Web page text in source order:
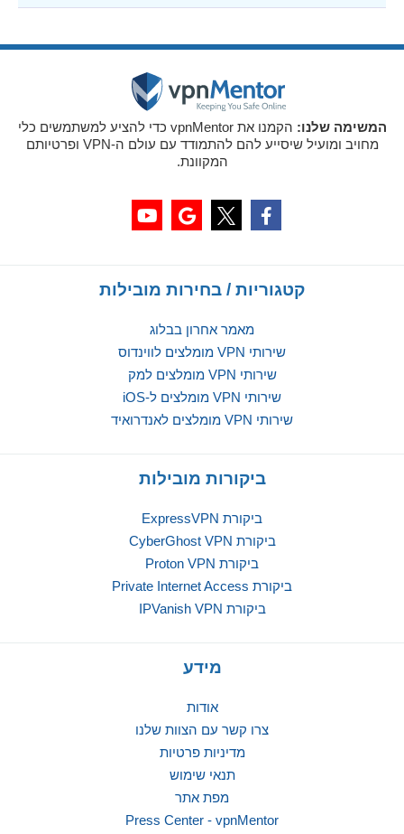
המשימה שלנו:
הקמנו את vpnMentor כדי להציע למשתמשים כלי
מחויב ומועיל שיסייע להם להתמודד עם עולם ה-VPN ופרטיותם
המקוונת.
קטגוריות / בחירות מובילות
מאמר אחרון בבלוג
שירותי VPN מומלצים לווינדוס
שירותי VPN מומלצים למק
שירותי VPN מומלצים ל-iOS
שירותי VPN מומלצים לאנדרואיד
ביקורות מובילות
ביקורת ExpressVPN
ביקורת CyberGhost VPN
ביקורת Proton VPN
ביקורת Private Internet Access
ביקורת IPVanish VPN
מידע
אודות
צרו קשר עם הצוות שלנו
מדיניות פרטיות
תנאי שימוש
מפת אתר
Press Center - vpnMentor